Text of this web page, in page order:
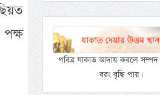
পবিত্র যাকাত আদায় করলে সম্পদ
বরং বৃদ্ধি পায়।